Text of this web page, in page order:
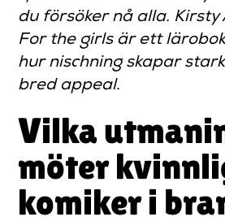
du försöker nå alla. Kirsty
For the girlsär ett
hur nischning skapar
bred appeal.
Vilka
möter
komiker i